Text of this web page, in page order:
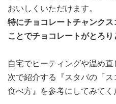
おいしくいただけます。
特にチョコレートチャンク
ことでチョコレートがとろり
自宅でヒーティングや温め直
次で紹介する『スタバの「
食べ方』を参考にしてみてく